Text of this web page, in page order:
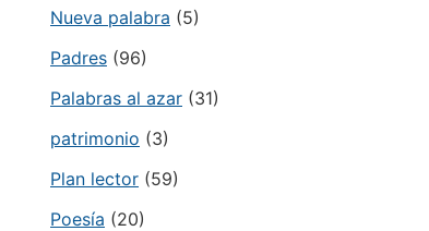
Nueva palabra (5)
Padres (96)
Palabras al azar (31)
patrimonio (3)
Plan lector (59)
Poesía (20)